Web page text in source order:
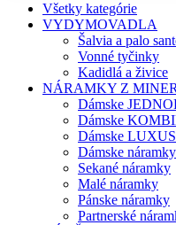
Všetky kategórie
VYDYMOVADLA
Šalvia a palo
Vonné tyčinky
Kadidlá a živice
NÁRAMKY Z
Dámske
Dámske
Dámske
Dámske
Sekané náramky
Malé náramky
Pánske náramky
Partnerské